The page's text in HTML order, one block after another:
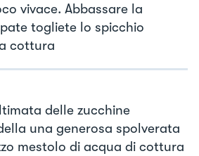
vivace. Abbassare la
togliete lo spicchio
cottura
delle zucchine
una generosa spolverata
mestolo di acqua di cottura